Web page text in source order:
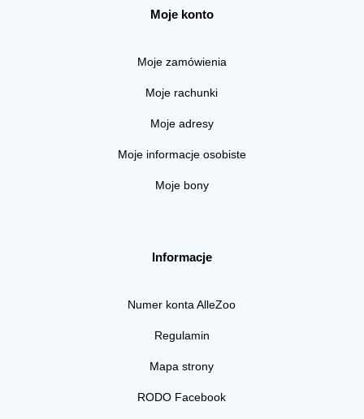
Moje konto
Moje zamówienia
Moje rachunki
Moje adresy
Moje informacje osobiste
Moje bony
Informacje
Numer konta AlleZoo
Regulamin
Mapa strony
RODO Facebook